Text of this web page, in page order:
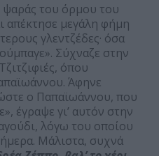
ψαράς του όρμου του
απέκτησε μεγάλη φήμη
γλεντζέδες· όσα
Σύχναζε στην
όπου
Άφηνε
ο Παπαϊωάννου, που
έγραψε γι’ αυτόν στην
λόγω του οποίου
Μάλιστα, συχνά